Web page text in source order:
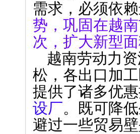
需求，必须依
势，巩固在越
次，扩大新型
越南劳动力
松，各出口加
提供了诸多优
设厂。既可降
避过一些贸易